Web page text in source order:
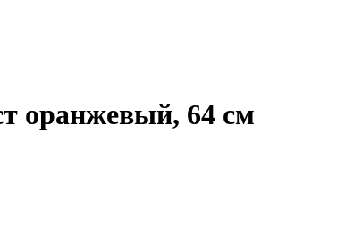
оранжевый, 64 см